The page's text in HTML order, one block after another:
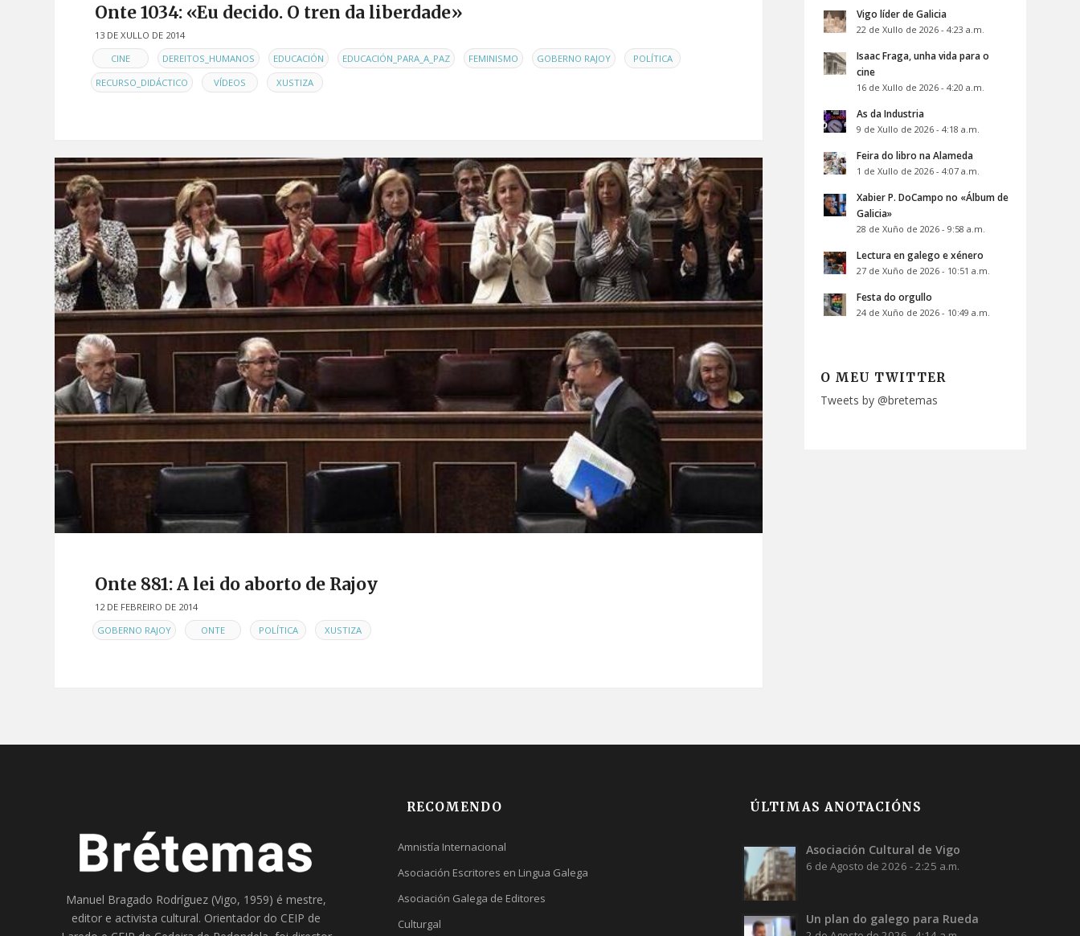
Onte 1034: «Eu decido. O tren da liberdade»
13 DE XULLO DE 2014
EN
CINE DEREITOS_HUMANOS EDUCACIÓN EDUCACIÓN_PARA_A_PAZ FEMINISMO GOBERNO RAJOY POLÍTICA
RECURSO_DIDÁCTICO VÍDEOS XUSTIZA
Onte 881: A lei do aborto de Rajoy
12 DE FEBREIRO DE 2014
ENGOBERNO RAJOY ONTE POLÍTICA XUSTIZA
Vigo líder de Galicia
22 de Xullo de 2026 - 4:23 a.m.
Isaac Fraga, unha vida para o
cine
16 de Xullo de 2026 - 4:20 a.m.
As da Industria
9 de Xullo de 2026 - 4:18 a.m.
Feira do libro na Alameda
1 de Xullo de 2026 - 4:07 a.m.
Xabier P. DoCampo no «Álbum de
Galicia»
28 de Xuño de 2026 - 9:58 a.m.
Lectura en galego e xénero
27 de Xuño de 2026 - 10:51 a.m.
Festa do orgullo
24 de Xuño de 2026 - 10:49 a.m.
O MEU TWITTER
Tweets by @bretemas
Manuel Bragado Rodríguez (Vigo, 1959) é mestre,
editor e activista cultural. Orientador do CEIP de
RECOMENDO
Amnistía Internacional
Asociación Escritores en Lingua Galega
Asociación Galega de Editores
Culturgal
ÚLTIMAS ANOTACIÓNS
Asociación Cultural de Vigo
6 de Agosto de 2026 - 2:25 a.m.
Un plan do galego para Rueda